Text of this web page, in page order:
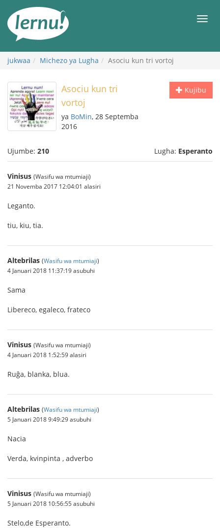
maudhui
jukwaa Michezo ya Lugha Asociu kun tri vortoj
Kujibu
Asociu kun tri
vortoj
ya BoMin, 28 Septemba
2016
Ujumbe: 210 Lugha: Esperanto
Vinisus (Wasifu wa mtumiaji)
21 Novemba 2017 12:04:01 alasiri
Leganto.
tiu, kiu, tia.
Altebrilas (Wasifu wa mtumiaji)
4 Januari 2018 11:37:19 asubuhi
Sama
Libereco, egaleco, frateco
Vinisus (Wasifu wa mtumiaji)
4 Januari 2018 1:52:59 alasiri
Ruĝa, blanka, blua.
Altebrilas (Wasifu wa mtumiaji)
5 Januari 2018 9:49:29 asubuhi
Nacia
Verda, kvinpinta , adverbo
Vinisus (Wasifu wa mtumiaji)
5 Januari 2018 10:56:55 asubuhi
Stelo,de Esperanto.